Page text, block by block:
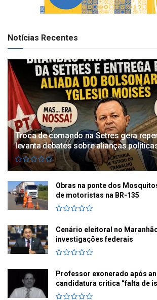
Notícias Recentes
Troca de comando na Setres gera
levanta debates sobre alianças
Obras na ponte dos
de motoristas na BR-135
Cenário eleitoral no
investigações federais
Professor exonerado após
candidatura critica “falta de